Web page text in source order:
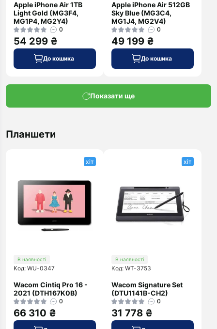
Apple iPhone Air 1TB
Light Gold (MG3F4,
MG1P4, MG2Y4)
0
54 299 ₴
До кошика
Apple iPhone Air 512GB
Sky Blue (MG3C4,
MG1J4, MG2V4)
0
49 199 ₴
До кошика
Показати ще
Планшети
хіт
В наявності
Код: WU-0347
Wacom Cintiq Pro 16 -
2021 (DTH167K0B)
0
66 310 ₴
хіт
В наявності
Код: WT-3753
Wacom Signature Set
(DTU1141B-CH2)
0
31 778 ₴